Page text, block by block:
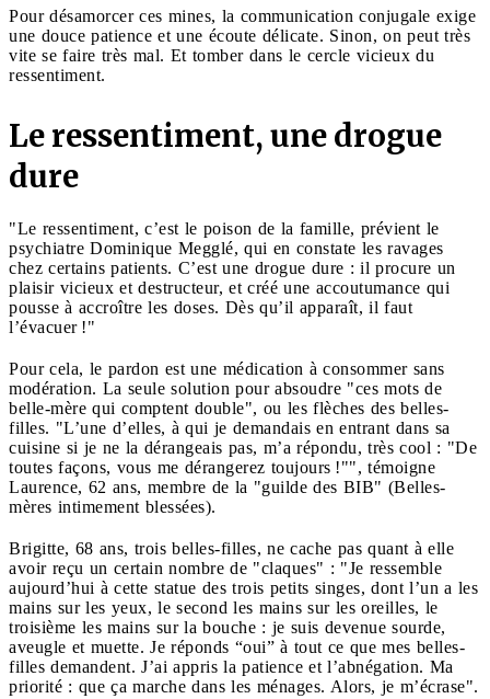
Pour désamorcer ces mines, la communication conjugale exige
une douce patience et une écoute délicate. Sinon, on peut très
vite se faire très mal. Et tomber dans le cercle vicieux du
ressentiment.
Le ressentiment, une drogue
dure
"Le ressentiment, c’est le poison de la famille, prévient le
psychiatre Dominique Megglé, qui en constate les ravages
chez certains patients. C’est une drogue dure : il procure un
plaisir vicieux et destructeur, et créé une accoutumance qui
pousse à accroître les doses. Dès qu’il apparaît, il faut
l’évacuer !"
Pour cela, le pardon est une médication à consommer sans
modération. La seule solution pour absoudre "ces mots de
belle-mère qui comptent double", ou les flèches des belles-
filles. "L’une d’elles, à qui je demandais en entrant dans sa
cuisine si je ne la dérangeais pas, m’a répondu, très cool : "De
toutes façons, vous me dérangerez toujours !"", témoigne
Laurence, 62 ans, membre de la "guilde des BIB" (Belles-
mères intimement blessées).
Brigitte, 68 ans, trois belles-filles, ne cache pas quant à elle
avoir reçu un certain nombre de "claques" : "Je ressemble
aujourd’hui à cette statue des trois petits singes, dont l’un a les
mains sur les yeux, le second les mains sur les oreilles, le
troisième les mains sur la bouche : je suis devenue sourde,
aveugle et muette. Je réponds “oui” à tout ce que mes belles-
filles demandent. J’ai appris la patience et l’abnégation. Ma
priorité : que ça marche dans les ménages. Alors, je m’écrase".